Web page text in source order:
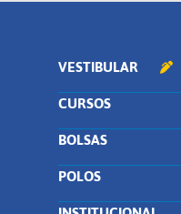
VESTIBULAR
CURSOS
BOLSAS
POLOS